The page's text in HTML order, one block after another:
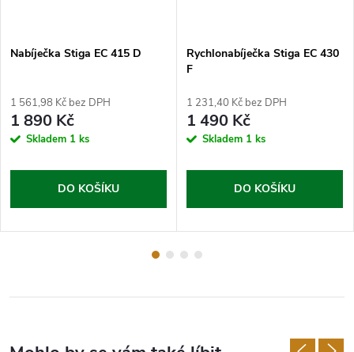
Nabíječka Stiga EC 415 D
1 561,98 Kč bez DPH
1 890 Kč
Skladem 1 ks
DO KOŠÍKU
Rychlonabíječka Stiga EC 430
F
1 231,40 Kč bez DPH
1 490 Kč
Skladem 1 ks
DO KOŠÍKU